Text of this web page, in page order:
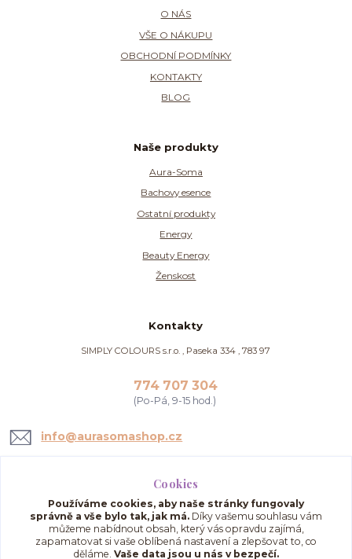
O NÁS
VŠE O NÁKUPU
OBCHODNÍ PODMÍNKY
KONTAKTY
BLOG
Naše produkty
Aura-Soma
Bachovy esence
Ostatní produkty
Energy
Beauty Energy
Ženskost
Kontakty
SIMPLY COLOURS s.r.o. , Paseka 334 , 783 97
774 707 304
(Po-Pá, 9-15 hod.)
info@aurasomashop.cz
Cookies
Používáme cookies, aby naše stránky fungovaly
správně a vše bylo tak, jak má. Díky vašemu souhlasu vám
můžeme nabídnout obsah, který vás opravdu zajímá,
zapamatovat si vaše oblíbená nastavení a zlepšovat to, co
děláme. Vaše data jsou u nás v bezpečí.